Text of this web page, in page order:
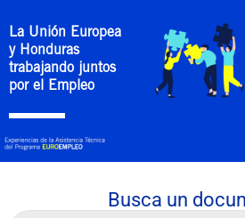
La Unión Europea
y Honduras
trabajando juntos
por el Empleo
Busca un